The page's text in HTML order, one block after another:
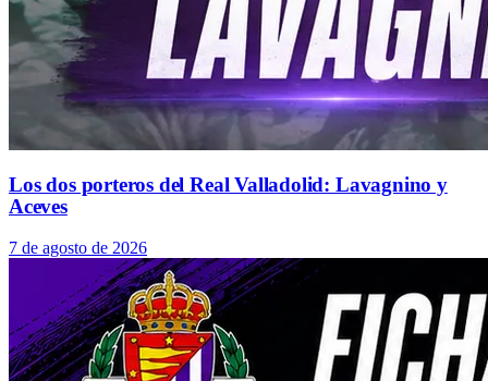
Los dos porteros del Real Valladolid: Lavagnino y
Aceves
7 de agosto de 2026